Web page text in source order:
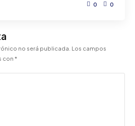
0 0
no será publicada. Los campos
con *